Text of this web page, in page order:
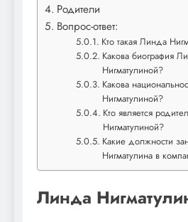
Родители
Вопрос-ответ:
Кто такая Линда
Какова биография
Нигматулиной?
Какова
Нигматулиной?
Кто является
Нигматулиной?
Какие должности
Нигматулина в
Линда